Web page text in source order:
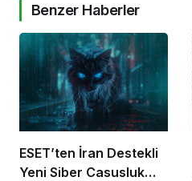
Benzer Haberler
ESET’ten İran Destekli
Yeni Siber Casusluk